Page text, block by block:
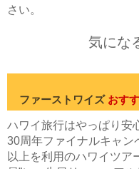
さい。
気にな
ファーストワイズ おす
ハワイ旅行はやっぱり安
30周年ファイナルキャン
以上を利用のハワイツア